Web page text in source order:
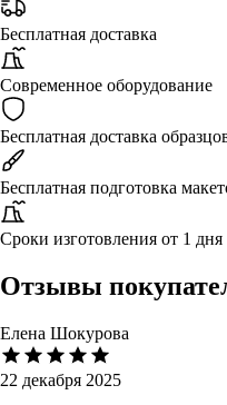
Бесплатная доставка
Современное оборудование
Бесплатная доставка
Бесплатная подготовка
Сроки изготовления от 1 дня
Отзывы
Елена Шокурова
22 декабря 2025